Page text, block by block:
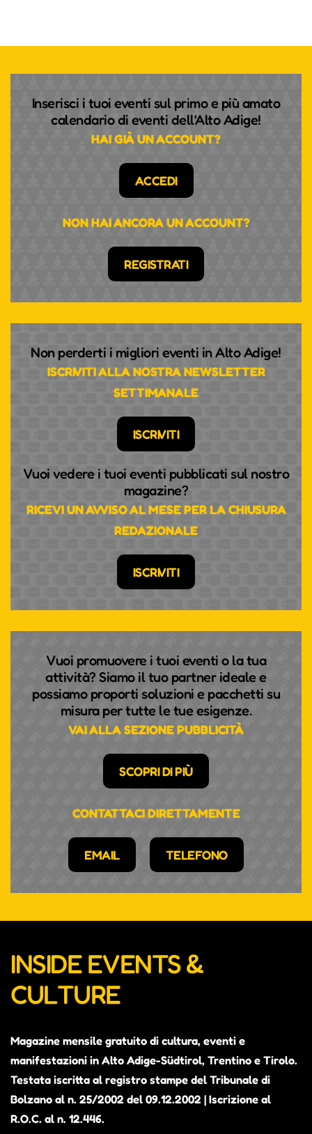
Inserisci i tuoi eventi sul primo e più amato
calendario di eventi dell'Alto Adige!
HAI GIÀ UN ACCOUNT?
ACCEDI
NON HAI ANCORA UN ACCOUNT?
REGISTRATI
Non perderti i migliori eventi in Alto Adige!
ISCRIVITI ALLA NOSTRA NEWSLETTER
SETTIMANALE
ISCRIVITI
Vuoi vedere i tuoi eventi pubblicati sul nostro
magazine?
RICEVI UN AVVISO AL MESE PER LA CHIUSURA
REDAZIONALE
ISCRIVITI
Vuoi promuovere i tuoi eventi o la tua
attività? Siamo il tuo partner ideale e
possiamo proporti soluzioni e pacchetti su
misura per tutte le tue esigenze.
VAI ALLA SEZIONE PUBBLICITÀ
SCOPRI DI PIÙ
CONTATTACI DIRETTAMENTE
EMAIL TELEFONO
INSIDE EVENTS &
CULTURE
Magazine mensile gratuito di cultura, eventi e
manifestazioni in Alto Adige-Südtirol, Trentino e Tirolo.
Testata iscritta al registro stampe del Tribunale di
Bolzano al n. 25/2002 del 09.12.2002 | Iscrizione al
R.O.C. al n. 12.446.